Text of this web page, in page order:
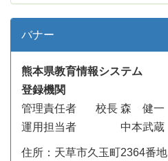
バナー
熊本県教育情報システム
登録機関
管理責任者 校長 森 健一
運用担当者 中本武蔵
住所：天草市久玉町2364番地